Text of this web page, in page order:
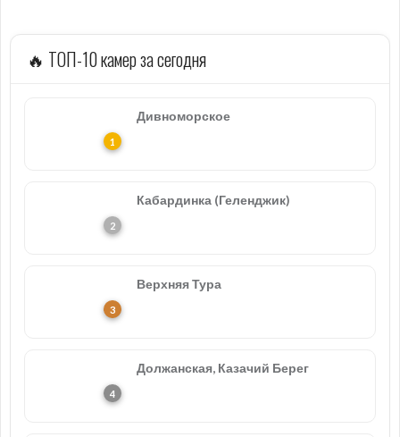
🔥 ТОП-10 камер за сегодня
Дивноморское
Кабардинка (Геленджик)
Верхняя Тура
Должанская, Казачий Берег